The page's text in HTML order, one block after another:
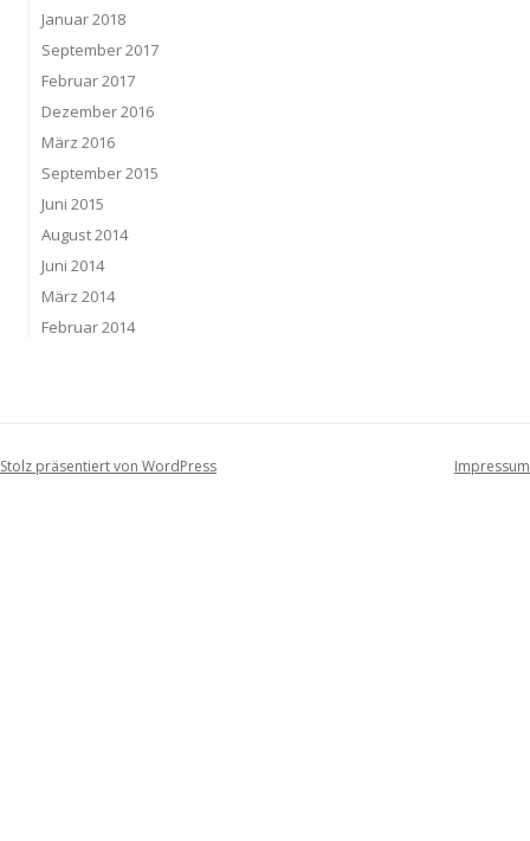
Januar 2018
September 2017
Februar 2017
Dezember 2016
März 2016
September 2015
Juni 2015
August 2014
Juni 2014
März 2014
Februar 2014
Stolz präsentiert von WordPress Impressum